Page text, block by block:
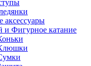
аксессуары
и Фигурное катание